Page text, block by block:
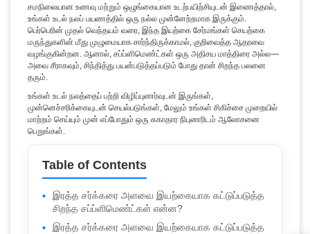
சமநிலையான உணவு மற்றும் ஒழுங்கையான உடற்பயிற்சியுடன் இணைத்தால்,
உங்கள் உடல் நலப் பயணத்தில் ஒரு நல்ல முன்னேற்றமாக இருக்கும்.
பெர்பெரின் முதல் வெந்தயம் வரை, இந்த இயற்கை சேர்மங்கள் செயற்கை
மருந்துகளின் மீது முழுமையாக சார்ந்திருக்காமல், குறிவைத்த ஆதரவை
வழங்குகின்றன. ஆனால், சப்ப்ளிமெண்ட்கள் ஒரு அதிசய மாத்திரை அல்ல—
அவை சீராகவும், சிந்தித்து பயன்படுத்தப்படும் போது தான் சிறந்த பலனை
தரும்.
உங்கள் உடல் நலத்தைப் பற்றி விழிப்புணர்வுடன் இருங்கள்,
முன்னெச்சரிக்கையுடன் செயல்படுங்கள், மேலும் உங்கள் சிகிச்சை முறையில்
மாற்றம் செய்யும் முன் எப்போதும் ஒரு சுகாதார நிபுணரிடம் ஆலோசனை
பெறுங்கள்.
Table of Contents
இரத்த சர்க்கரை அளவை இயற்கையாக கட்டுப்படுத்த
சிறந்த சப்ப்ளிமெண்ட்கள் என்ன?
இரத்த சர்க்கரை அளவை இயற்கையாக கட்டுப்படுத்த